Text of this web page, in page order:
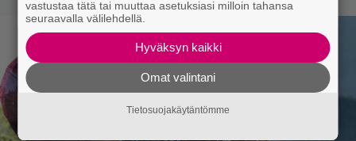
vastustaa tätä tai muuttaa asetuksiasi milloin tahansa
seuraavalla välilehdellä.
Hyväksyn kaikki
Omat valintani
Tietosuojakäytäntömme